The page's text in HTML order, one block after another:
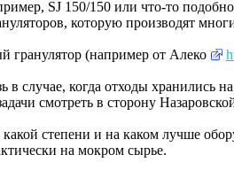
SJ 150/150 или что-то
которую производят
гранулятор (например от Алеко
случае, когда отходы хранились
смотреть в сторону
степени и на каком лучше
на мокром сырье.